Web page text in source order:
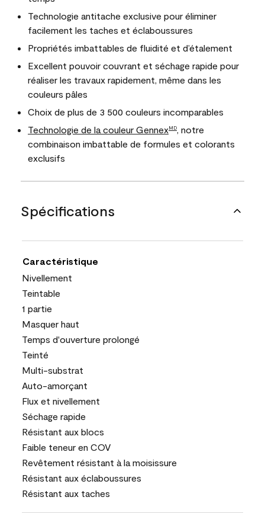
Technologie antitache exclusive pour éliminer
facilement les taches et éclaboussures
Propriétés imbattables de fluidité et d’étalement
Excellent pouvoir couvrant et séchage rapide pour
réaliser les travaux rapidement, même dans les
couleurs pâles
Choix de plus de 3 500 couleurs incomparables
Technologie de la couleur GennexMD
, notre
combinaison imbattable de formules et colorants
exclusifs
Spécifications
Caractéristique
Nivellement
Teintable
1 partie
Masquer haut
Temps d'ouverture prolongé
Teinté
Multi-substrat
Auto-amorçant
Flux et nivellement
Séchage rapide
Résistant aux blocs
Faible teneur en COV
Revêtement résistant à la moisissure
Résistant aux éclaboussures
Résistant aux taches